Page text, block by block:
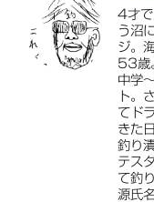
4才で
う沼
ジ。
53歳
中学
ト。
てド
きた
釣り
テス
て釣
源氏